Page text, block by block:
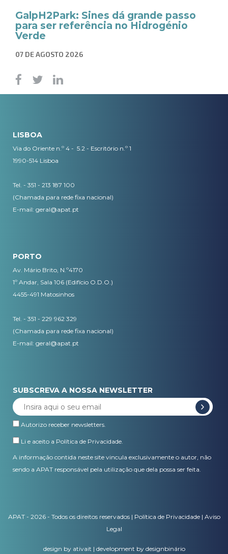
GalpH2Park: Sines dá grande passo
para ser referência no Hidrogénio
Verde
07 DE AGOSTO 2026
LISBOA
Via do Oriente n.º 4 - 5.2 - Escritório n.º 1
1990-514 Lisboa
Tel. - 351 - 213 187 100
(Chamada para rede fixa nacional)
E-mail: geral@apat.pt
PORTO
Av. Mário Brito, N.º4170
1º Andar, Sala 106 (Edifício O.D.O.)
4455-491 Matosinhos
Tel. - 351 - 229 962 329
(Chamada para rede fixa nacional)
E-mail: geral@apat.pt
SUBSCREVA A NOSSA NEWSLETTER
Autorizo receber newsletters.
Li e aceito a Política de Privacidade.
A informação contida neste site vincula exclusivamente o autor, não
sendo a APAT responsável pela utilização que dela possa ser feita.
APAT - 2026 - Todos os direitos reservados | Política de Privacidade| Aviso
Legal
design by ativait | development by designbinário